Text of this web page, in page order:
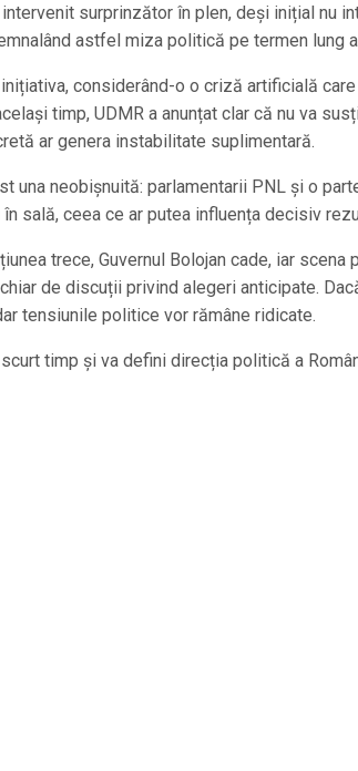
intervenit surprinzător în plen, deși inițial nu
astfel miza politică pe termen lung
considerând-o o criză artificială
timp, UDMR a anunțat clar că nu va
ar genera instabilitate suplimentară.
una neobișnuită: parlamentarii PNL și o
sală, ceea ce ar putea influența decisiv
trece, Guvernul Bolojan cade, iar
de discuții privind alegeri anticipate.
tensiunile politice vor rămâne ridicate.
timp și va defini direcția politică a